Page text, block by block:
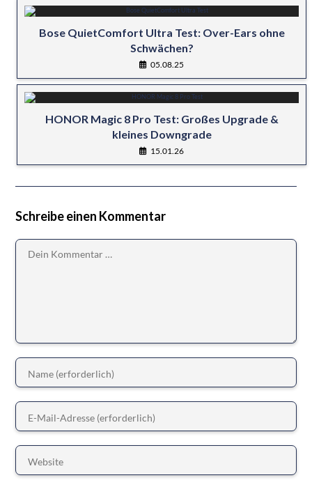
Bose QuietComfort Ultra Test: Over-Ears ohne
Schwächen?
05.08.25
HONOR Magic 8 Pro Test: Großes Upgrade &
kleines Downgrade
15.01.26
Schreibe einen Kommentar